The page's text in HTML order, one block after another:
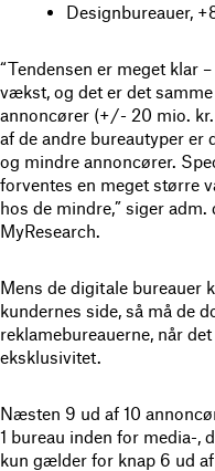
Designbureauer,
“Tendensen er meget klar
vækst, og det er det
annoncører (+/- 20 mio.
af de andre bureautyper er
og mindre annoncører.
forventes en meget større
hos de mindre,” siger
MyResearch.
Mens de digitale bureauer
kundernes side, så må de
reklamebureauerne, når
eksklusivitet.
Næsten 9 ud af 10
1 bureau inden for media-,
kun gælder for knap 6 ud